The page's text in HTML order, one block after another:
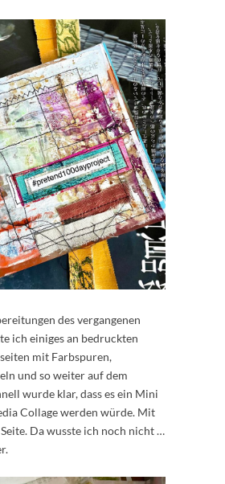
des vergangenen
ich einiges an bedruckten
mit Farbspuren,
und so weiter auf dem
wurde klar, dass es ein Mini
Collage werden würde. Mit
Da wusste ich noch nicht …